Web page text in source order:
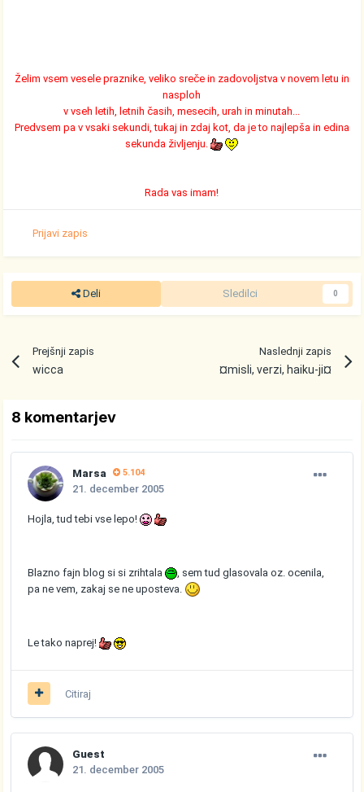
Želim vsem vesele praznike, veliko sreče in zadovoljstva v novem letu in
nasploh
v vseh letih, letnih časih, mesecih, urah in minutah...
Predvsem pa v vsaki sekundi, tukaj in zdaj kot, da je to najlepša in edina
sekunda življenju.
Rada vas imam!
Prijavi zapis
Deli Sledilci 0
Prejšnji zapis
wicca
Naslednji zapis
¤misli, verzi, haiku-ji¤
8 komentarjev
Marsa 5.104
21. december 2005
Hojla, tud tebi vse lepo!
Blazno fajn blog si si zrihtala
, sem tud glasovala oz. ocenila,
pa ne vem, zakaj se ne uposteva.
Le tako naprej!
Citiraj
Guest
21. december 2005